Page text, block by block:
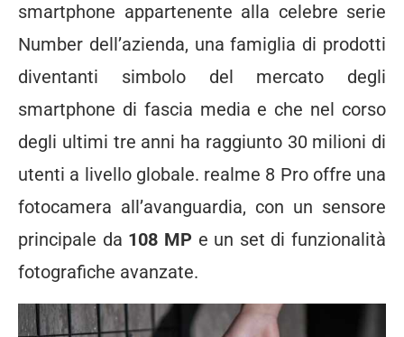
smartphone appartenente alla celebre serie
Number dell’azienda, una famiglia di prodotti
diventanti simbolo del mercato degli
smartphone di fascia media e che nel corso
degli ultimi tre anni ha raggiunto 30 milioni di
utenti a livello globale. realme 8 Pro offre una
fotocamera all’avanguardia, con un sensore
principale da 108 MP e un set di funzionalità
fotografiche avanzate.